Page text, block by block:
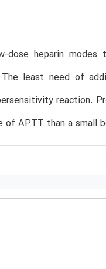
dose heparin
least need of
reaction.
of APTT than a small